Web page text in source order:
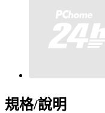
規格/說明